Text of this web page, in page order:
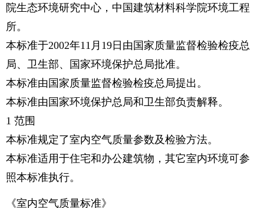
院生态环境研究中心，中国建筑材料科学院环境工程
所。
本标准于2002年11月19日由国家质量监督检验检疫总
局、卫生部、国家环境保护总局批准。
本标准由国家质量监督检验检疫总局提出。
本标准由国家环境保护总局和卫生部负责解释。
1 范围
本标准规定了室内空气质量参数及检验方法。
本标准适用于住宅和办公建筑物，其它室内环境可参
照本标准执行。
《室内空气质量标准》